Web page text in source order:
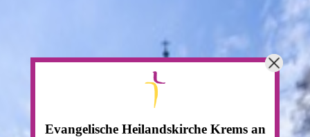
Evangelische Heilandskirche Krems an